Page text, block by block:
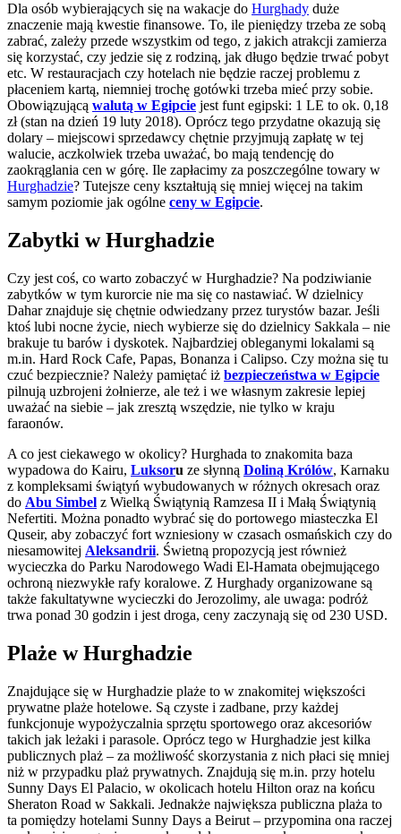
Dla osób wybierających się na wakacje do Hurghady duże
znaczenie mają kwestie finansowe. To, ile pieniędzy trzeba ze sobą
zabrać, zależy przede wszystkim od tego, z jakich atrakcji zamierza
się korzystać, czy jedzie się z rodziną, jak długo będzie trwać pobyt
etc. W restauracjach czy hotelach nie będzie raczej problemu z
płaceniem kartą, niemniej trochę gotówki trzeba mieć przy sobie.
Obowiązującą walutą w Egipcie jest funt egipski: 1 LE to ok. 0,18
zł (stan na dzień 19 luty 2018). Oprócz tego przydatne okazują się
dolary – miejscowi sprzedawcy chętnie przyjmują zapłatę w tej
walucie, aczkolwiek trzeba uważać, bo mają tendencję do
zaokrąglania cen w górę. Ile zapłacimy za poszczególne towary w
Hurghadzie? Tutejsze ceny kształtują się mniej więcej na takim
samym poziomie jak ogólne ceny w Egipcie.
Zabytki w Hurghadzie
Czy jest coś, co warto zobaczyć w Hurghadzie? Na podziwianie
zabytków w tym kurorcie nie ma się co nastawiać. W dzielnicy
Dahar znajduje się chętnie odwiedzany przez turystów bazar. Jeśli
ktoś lubi nocne życie, niech wybierze się do dzielnicy Sakkala – nie
brakuje tu barów i dyskotek. Najbardziej obleganymi lokalami są
m.in. Hard Rock Cafe, Papas, Bonanza i Calipso. Czy można się tu
czuć bezpiecznie? Należy pamiętać iż bezpieczeństwa w Egipcie
pilnują uzbrojeni żołnierze, ale też i we własnym zakresie lepiej
uważać na siebie – jak zresztą wszędzie, nie tylko w kraju
faraonów.
A co jest ciekawego w okolicy? Hurghada to znakomita baza
wypadowa do Kairu, Luksoru ze słynną Doliną Królów, Karnaku
z kompleksami świątyń wybudowanych w różnych okresach oraz
do Abu Simbel z Wielką Świątynią Ramzesa II i Małą Świątynią
Nefertiti. Można ponadto wybrać się do portowego miasteczka El
Quseir, aby zobaczyć fort wzniesiony w czasach osmańskich czy do
niesamowitej Aleksandrii. Świetną propozycją jest również
wycieczka do Parku Narodowego Wadi El-Hamata obejmującego
ochroną niezwykłe rafy koralowe. Z Hurghady organizowane są
także fakultatywne wycieczki do Jerozolimy, ale uwaga: podróż
trwa ponad 30 godzin i jest droga, ceny zaczynają się od 230 USD.
Plaże w Hurghadzie
Znajdujące się w Hurghadzie plaże to w znakomitej większości
prywatne plaże hotelowe. Są czyste i zadbane, przy każdej
funkcjonuje wypożyczalnia sprzętu sportowego oraz akcesoriów
takich jak leżaki i parasole. Oprócz tego w Hurghadzie jest kilka
publicznych plaż – za możliwość skorzystania z nich płaci się mniej
niż w przypadku plaż prywatnych. Znajdują się m.in. przy hotelu
Sunny Days El Palacio, w okolicach hotelu Hilton oraz na końcu
Sheraton Road w Sakkali. Jednakże największa publiczna plaża to
ta pomiędzy hotelami Sunny Days a Beirut – przypomina ona raczej